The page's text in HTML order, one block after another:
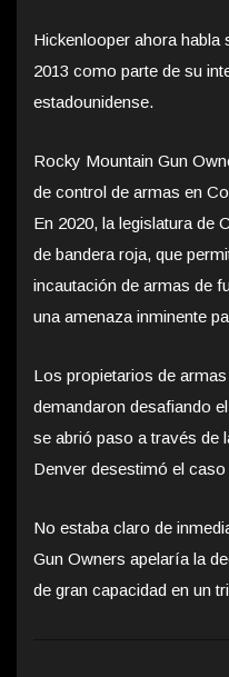
Hickenlooper ahora habla
2013 como parte de su
estadounidense.
Rocky Mountain Gun
de control de armas en
En 2020, la legislatura de
de bandera roja, que
incautación de armas de
una amenaza inminente
Los propietarios de
demandaron desafiando
se abrió paso a través de
Denver desestimó el
No estaba claro de
Gun Owners apelaría la
de gran capacidad en un